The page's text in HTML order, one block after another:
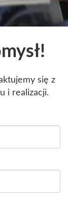
się z
i realizacji.